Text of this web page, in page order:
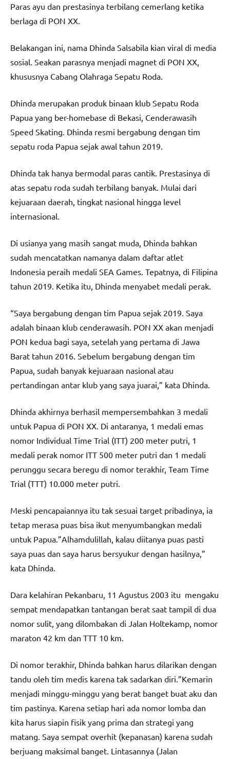
Paras ayu dan prestasinya terbilang cemerlang ketika
berlaga di PON XX.
Belakangan ini, nama Dhinda Salsabila kian viral di media
sosial. Seakan parasnya menjadi magnet di PON XX,
khususnya Cabang Olahraga Sepatu Roda.
Dhinda merupakan produk binaan klub Sepatu Roda
Papua yang ber-homebase di Bekasi, Cenderawasih
Speed Skating. Dhinda resmi bergabung dengan tim
sepatu roda Papua sejak awal tahun 2019.
Dhinda tak hanya bermodal paras cantik. Prestasinya di
atas sepatu roda sudah terbilang banyak. Mulai dari
kejuaraan daerah, tingkat nasional hingga level
internasional.
Di usianya yang masih sangat muda, Dhinda bahkan
sudah mencatatkan namanya dalam daftar atlet
Indonesia peraih medali SEA Games. Tepatnya, di Filipina
tahun 2019. Ketika itu, Dhinda menyabet medali perak.
“Saya bergabung dengan tim Papua sejak 2019. Saya
adalah binaan klub cenderawasih. PON XX akan menjadi
PON kedua bagi saya, setelah yang pertama di Jawa
Barat tahun 2016. Sebelum bergabung dengan tim
Papua, sudah banyak kejuaraan nasional atau
pertandingan antar klub yang saya juarai,” kata Dhinda.
Dhinda akhirnya berhasil mempersembahkan 3 medali
untuk Papua di PON XX. Di antaranya, 1 medali emas
nomor Individual Time Trial (ITT) 200 meter putri, 1
medali perak nomor ITT 500 meter putri dan 1 medali
perunggu secara beregu di nomor terakhir, Team Time
Trial (TTT) 10.000 meter putri.
Meski pencapaiannya itu tak sesuai target pribadinya, ia
tetap merasa puas bisa ikut menyumbangkan medali
untuk Papua.”Alhamdulillah, kalau diitanya puas pasti
saya puas dan saya harus bersyukur dengan hasilnya,”
kata Dhinda.
Dara kelahiran Pekanbaru, 11 Agustus 2003 itu mengaku
sempat mendapatkan tantangan berat saat tampil di dua
nomor sulit, yang dilombakan di Jalan Holtekamp, nomor
maraton 42 km dan TTT 10 km.
Di nomor terakhir, Dhinda bahkan harus dilarikan dengan
tandu oleh tim medis karena tak sadarkan diri.”Kemarin
menjadi minggu-minggu yang berat banget buat aku dan
tim pastinya. Karena setiap hari ada nomor lomba dan
kita harus siapin fisik yang prima dan strategi yang
matang. Saya sempat overhit (kepanasan) karena sudah
berjuang maksimal banget. Lintasannya (Jalan